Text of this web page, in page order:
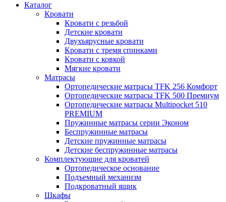
Каталог
Кровати
Кровати с резьбой
Детские кровати
Двухъярусные кровати
Кровати с тремя спинками
Кровати с ковкой
Мягкие кровати
Матрасы
Ортопедические матрасы TFK 256 Комфорт
Ортопедические матрасы TFK 500 Премиум
Ортопедические матрасы Multipocket 510
PREMIUM
Пружинные матрасы серии Эконом
Беспружинные матрасы
Детские пружинные матрасы
Детские беспружинные матрасы
Комплектующие для кроватей
Ортопедическое основание
Подъемный механизм
Подкроватный ящик
Шкафы